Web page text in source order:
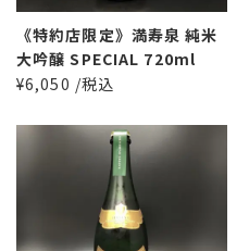
《特約店限定》満寿泉 純米
大吟醸 SPECIAL 720ml
¥6,050 /税込